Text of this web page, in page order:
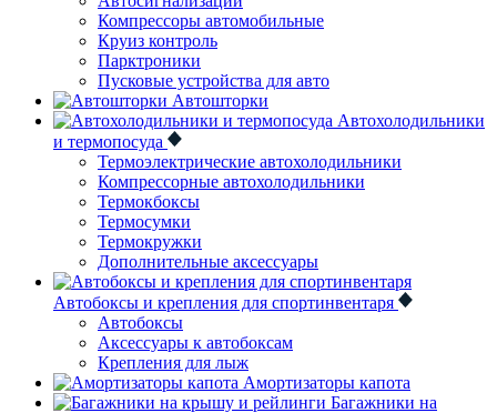
Компрессоры автомобильные
Круиз контроль
Парктроники
Пусковые устройства для авто
Автошторки
Автохолодильники
и термопосуда
Термоэлектрические автохолодильники
Компрессорные автохолодильники
Термокбоксы
Термосумки
Термокружки
Дополнительные аксессуары
Автобоксы и крепления для спортинвентаря
Автобоксы
Аксессуары к автобоксам
Крепления для лыж
Амортизаторы капота
Багажники на